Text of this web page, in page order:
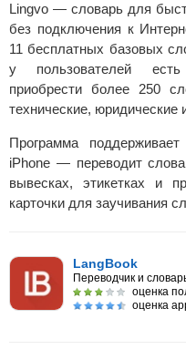
Lingvo — словарь для
без подключения к
11 бесплатных базовых
у пользователей есть
приобрести более 250
технические, юридические
Программа
iPhone — переводит
вывесках, этикетках и
карточки для заучивания
LangBook
Переводчик и
оценка
оценка